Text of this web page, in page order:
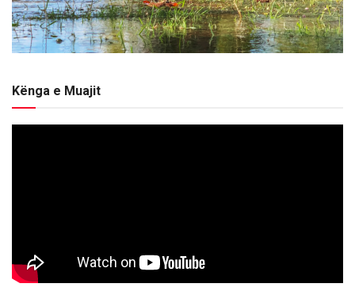
Kënga e Muajit